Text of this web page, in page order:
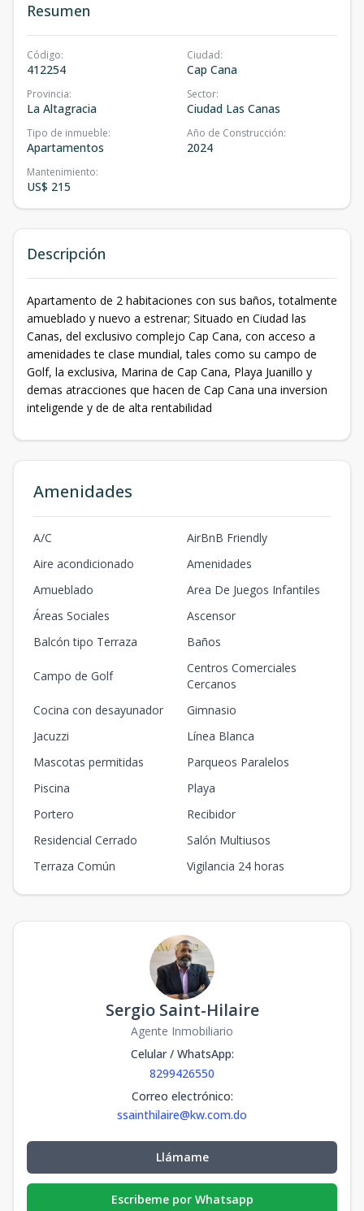
Resumen
Código:
412254
Ciudad:
Cap Cana
Provincia:
La Altagracia
Sector:
Ciudad Las Canas
Tipo de inmueble:
Apartamentos
Año de Construcción:
2024
Mantenimiento:
US$ 215
Descripción
Apartamento de 2 habitaciones con sus baños, totalmente
amueblado y nuevo a estrenar; Situado en Ciudad las
Canas, del exclusivo complejo Cap Cana, con acceso a
amenidades te clase mundial, tales como su campo de
Golf, la exclusiva, Marina de Cap Cana, Playa Juanillo y
demas atracciones que hacen de Cap Cana una inversion
inteligende y de de alta rentabilidad
Amenidades
A/C
AirBnB Friendly
Aire acondicionado
Amenidades
Amueblado
Area De Juegos Infantiles
Áreas Sociales
Ascensor
Balcón tipo Terraza
Baños
Campo de Golf
Centros Comerciales
Cercanos
Cocina con desayunador
Gimnasio
Jacuzzi
Línea Blanca
Mascotas permitidas
Parqueos Paralelos
Piscina
Playa
Portero
Recibidor
Residencial Cerrado
Salón Multiusos
Terraza Común
Vigilancia 24 horas
Sergio Saint-Hilaire
Agente Inmobiliario
Celular / WhatsApp:
8299426550
Correo electrónico:
ssainthilaire@kw.com.do
Llámame
Escribeme por Whatsapp